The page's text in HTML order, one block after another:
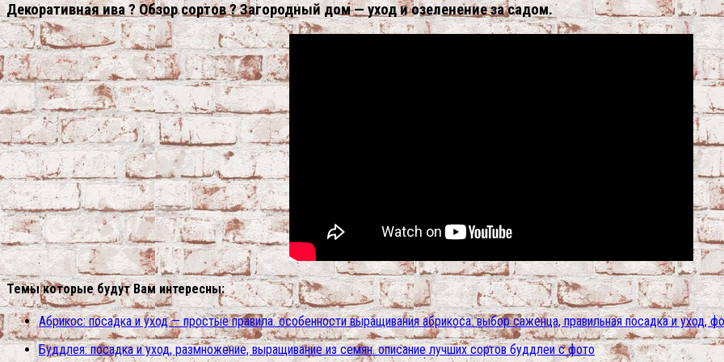
Декоративная ива ? Обзор сортов ? Загородный дом — уход и озеленение за садом.
Темы которые будут Вам интересны:
Абрикос: посадка и уход — простые правила. особенности выращивания абрикоса: выбор саженца, правильная посадка и уход,
Буддлея: посадка и уход, размножение, выращивание из семян. описание лучших сортов буддлеи с фото